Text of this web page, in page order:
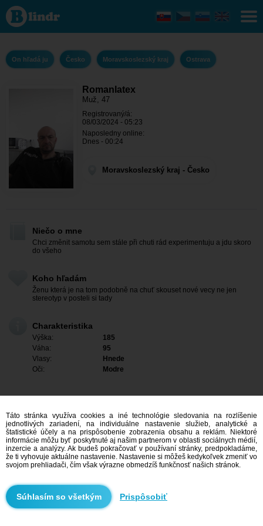
Romanlatex - On
hľadá ju
Moravskoslezský
kraj - Ostrava
On hľadá ju Česko Moravskoslezský kraj Ostrava
Romanlatex
Muž, 47
Registrovaný/á:
08/03/2024 - 05:23
Naposledny online:
Dnes - 00:24
Moravskoslezský kraj - Česko
Niečo o mne
Chci změnit samotu sem stále při chuti rád experimentuju a jdu skoro
do všeho
Koho hľadám
Ženu která je na tom podobně na chuť skouset nové vecy ne jen
stereotyp v posteli si tady
Charakteristika
Výška:
185
Váha:
95
Vlasy:
Hnede
Oči:
Modre
Mám záujem
Táto stránka využíva cookies a iné technológie sledovania na rozlíšenie
jednotlivých zariadení, na individuálne nastavenie služieb, analytické a
štatistické účely a na prispôsobenie zobrazenia obsahu a reklám. Niektoré
informácie môžu byť poskytnuté aj našim partnerom v oblasti sociálnych médií,
inzercie a analýzy. Ak budeš pokračovať v používaní stránky, predpokladáme,
že ti vyhovuje aktuálne nastavenie. Nastavenie si môžeš kedykoľvek zmeniť vo
svojom prehliadači, čím však výrazne obmedzíš funkčnosť našich stránok.
Prispôsobiť